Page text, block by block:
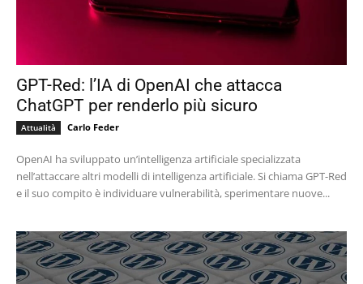
GPT-Red: l’IA di OpenAI che attacca
ChatGPT per renderlo più sicuro
Attualità Carlo Feder
OpenAI ha sviluppato un’intelligenza artificiale specializzata
nell’attaccare altri modelli di intelligenza artificiale. Si chiama GPT-Red
e il suo compito è individuare vulnerabilità, sperimentare nuove...